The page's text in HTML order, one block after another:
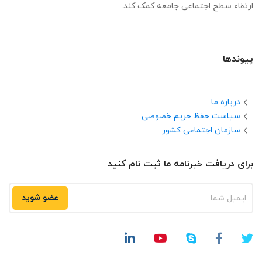
ارتقاء سطح اجتماعی جامعه کمک کند.
پیوندها
درباره ما
سیاست حفظ حریم خصوصی
سازمان اجتماعی کشور
برای دریافت خبرنامه ما ثبت نام کنید
عضو شوید